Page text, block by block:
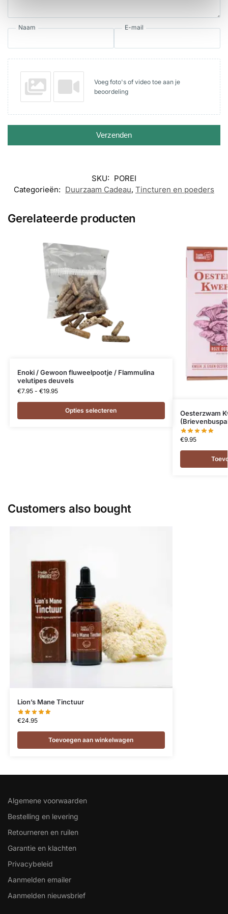
Naam E-mail
Voeg foto's of video toe aan je
beoordeling
Verzenden
SKU: POREI
Categorieën: Duurzaam Cadeau, Tincturen en poeders
Gerelateerde producten
Enoki / Gewoon fluweelpootje / Flammulina
velutipes deuvels
€7.95 - €19.95
Opties selecteren
Oesterzwam
€9.95
Customers also bought
Lion’s Mane Tinctuur
€24.95
Toevoegen aan winkelwagen
Algemene voorwaarden
Bestelling en levering
Retourneren en ruilen
Garantie en klachten
Privacybeleid
Aanmelden emailer
Aanmelden nieuwsbrief